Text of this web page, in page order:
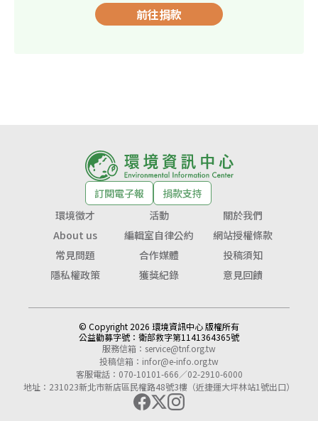
前往捐款
訂閱電子報
捐款支持
環境徵才
活動
關於我們
About us
編輯室自律公約
網站授權條款
常見問題
合作媒體
投稿須知
隱私權政策
獲獎紀錄 意見回饋
© Copyright 2026 環境資訊中心 版權所有
公益勸募字號： 衛部救字第1141364365號
服務信箱： service@tnf.org.tw
投稿信箱： infor@e-info.org.tw
客服電話：070-10101-666／02-2910-6000
地址：231023新北市新店區民權路48號3樓（近捷運大坪林站1號出口）